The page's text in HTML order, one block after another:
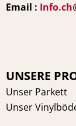
Email :
UNSERE
Unser Parkett
Unser